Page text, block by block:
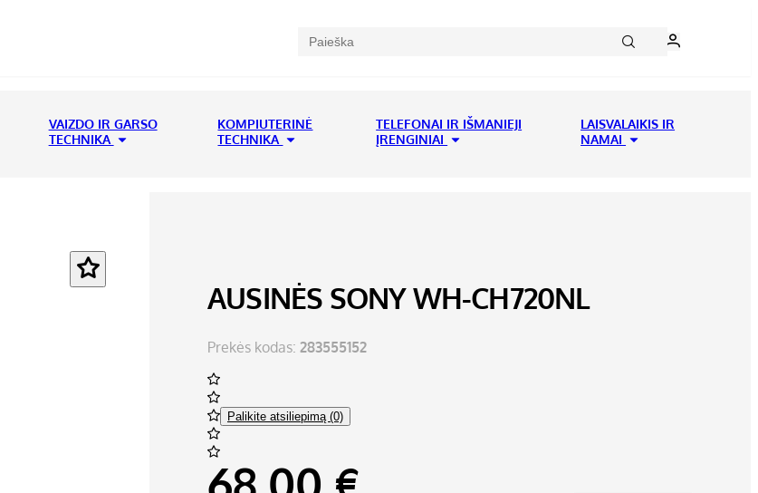
VAIZDO IR GARSO
TECHNIKA
KOMPIUTERINĖ
TECHNIKA
TELEFONAI IR IŠMANIEJI
ĮRENGINIAI
LAISVALAIKIS IR
NAMAI
AUSINĖS SONY WH-CH720NL
Prekės kodas: 283555152
Palikite atsiliepimą (0)